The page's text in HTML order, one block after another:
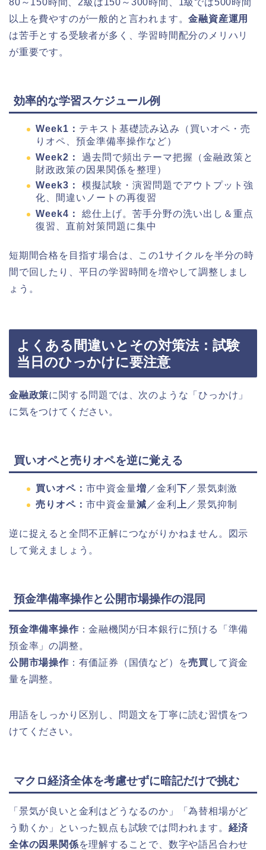
以上を費やすのが一般的と言われます。金融資産運用
は苦手とする受験者が多く、学習時間配分のメリハリ
が重要です。
効率的な学習スケジュール例
Week1： テキスト基礎読み込み（買いオペ・売
りオペ、預金準備率操作など）
Week2： 過去問で頻出テーマ把握（金融政策と
財政政策の因果関係を整理）
Week3： 模擬試験・演習問題でアウトプット強
化、間違いノートの再復習
Week4： 総仕上げ。苦手分野の洗い出し＆重点
復習、直前対策問題に集中
短期間合格を目指す場合は、この1サイクルを半分の時
間で回したり、平日の学習時間を増やして調整しまし
ょう。
よくある間違いとその対策法：試験
当日のひっかけに要注意
金融政策に関する問題では、次のような「ひっかけ」
に気をつけてください。
買いオペと売りオペを逆に覚える
買いオペ： 市中資金量増 ／金利 下 ／景気刺激
売りオペ： 市中資金量減 ／金利 上 ／景気抑制
逆に捉えると全問不正解につながりかねません。図示
して覚えましょう。
預金準備率操作と公開市場操作の混同
預金準備率操作 ：金融機関が日本銀行に預ける「準備
預金率」の調整。
公開市場操作 ：有価証券（国債など）を売買 して資金
量を調整。
用語をしっかり区別し、問題文を丁寧に読む習慣をつ
けてください。
マクロ経済全体を考慮せずに暗記だけで挑む
「景気が良いと金利はどうなるのか」「為替相場がど
う動くか」といった観点も試験では問われます。 経済
全体の因果関係を理解することで、数字や語呂合わせ